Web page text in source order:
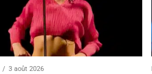
3 août 2026